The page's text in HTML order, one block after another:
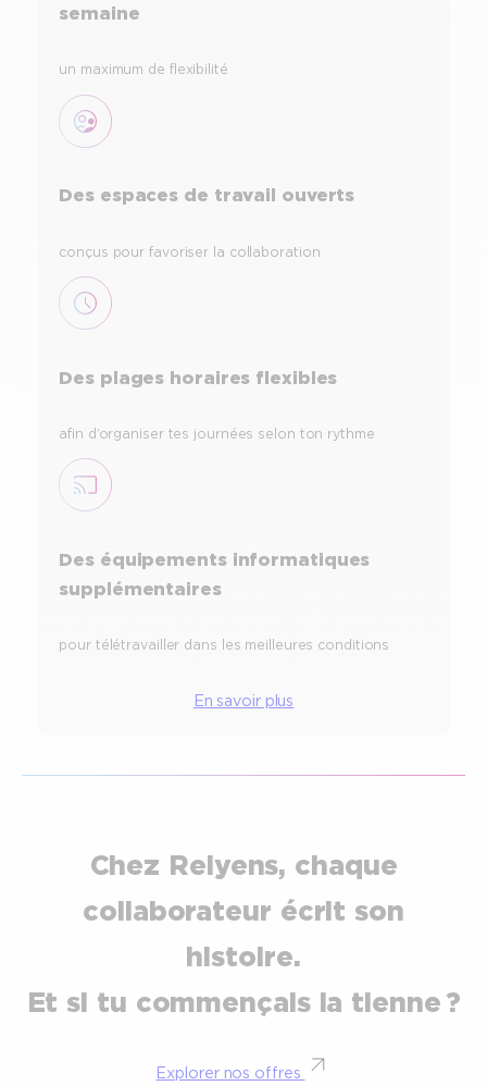
semaine
un maximum de flexibilité
Des espaces de travail ouverts
conçus pour favoriser la collaboration
Des plages horaires flexibles
afin d’organiser tes journées selon ton rythme
Des équipements informatiques
supplémentaires
pour télétravailler dans les meilleures conditions
En savoir plus
Chez Relyens, chaque
collaborateur écrit son
histoire.
Et si tu commençais la tienne ?
Explorer nos offres